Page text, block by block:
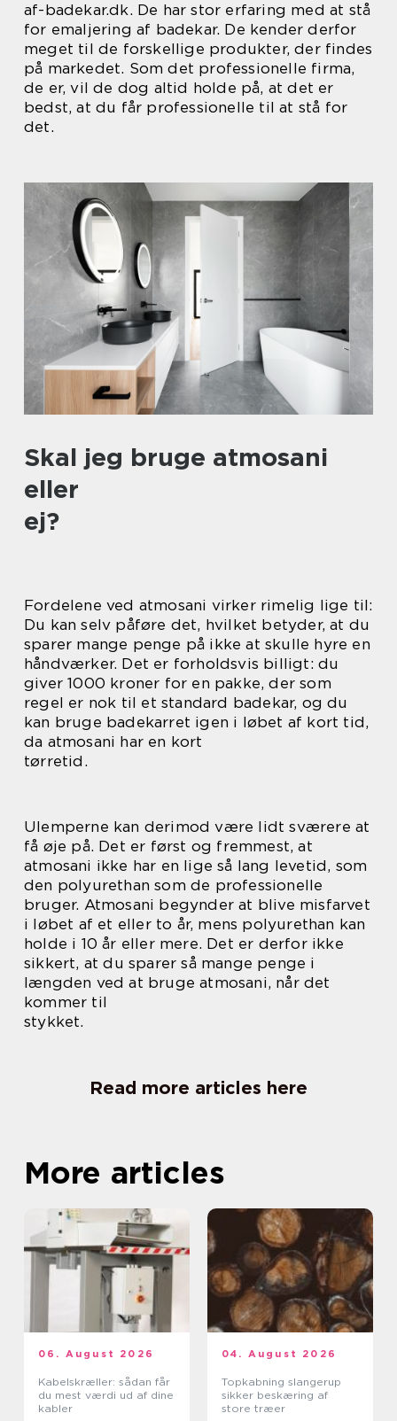
af-badekar.dk. De har stor erfaring med at stå
for emaljering af badekar. De kender derfor
meget til de forskellige produkter, der findes
på markedet. Som det professionelle firma,
de er, vil de dog altid holde på, at det er
bedst, at du får professionelle til at stå for
det.
Skal jeg bruge atmosani
eller
ej?
Fordelene ved atmosani virker rimelig lige til:
Du kan selv påføre det, hvilket betyder, at du
sparer mange penge på ikke at skulle hyre en
håndværker. Det er forholdsvis billigt: du
giver 1000 kroner for en pakke, der som
regel er nok til et standard badekar, og du
kan bruge badekarret igen i løbet af kort tid,
da atmosani har en kort
tørretid.
Ulemperne kan derimod være lidt sværere at
få øje på. Det er først og fremmest, at
atmosani ikke har en lige så lang levetid, som
den polyurethan som de professionelle
bruger. Atmosani begynder at blive misfarvet
i løbet af et eller to år, mens polyurethan kan
holde i 10 år eller mere. Det er derfor ikke
sikkert, at du sparer så mange penge i
længden ved at bruge atmosani, når det
kommer til
stykket.
Read more articles here
More articles
06. August 2026
Kabelskræller: sådan får
du mest værdi ud af dine
kabler
04. August 2026
Topkabning slangerup
sikker beskæring af
store træer